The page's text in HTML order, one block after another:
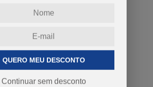
QUERO MEU DESCONTO
Continuar sem desconto